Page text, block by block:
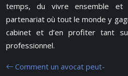
temps, du vivre ensemble et
partenariat où tout le monde y
cabinet et d’en profiter tant
professionnel.
Comment un avocat peut-